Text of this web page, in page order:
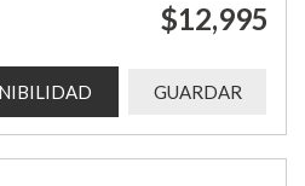
$12,995
GUARDAR